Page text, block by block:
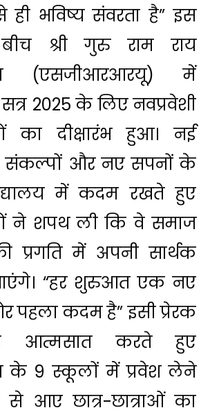
ही भविष्य संवरता है” इस
श्री गुरु राम राय
(एसजीआरआरयू) में
2025 के लिए नवप्रवेशी
का दीक्षारंभ हुआ। नई
संकल्पों और नए सपनों के
में कदम रखते हुए
ने शपथ ली कि वे समाज
प्रगति में अपनी सार्थक
“हर शुरुआत एक नए
पहला कदम है” इसी प्रेरक
आत्मसात करते हुए
के 9 स्कूलों में प्रवेश लेने
आए छात्र-छात्राओं का